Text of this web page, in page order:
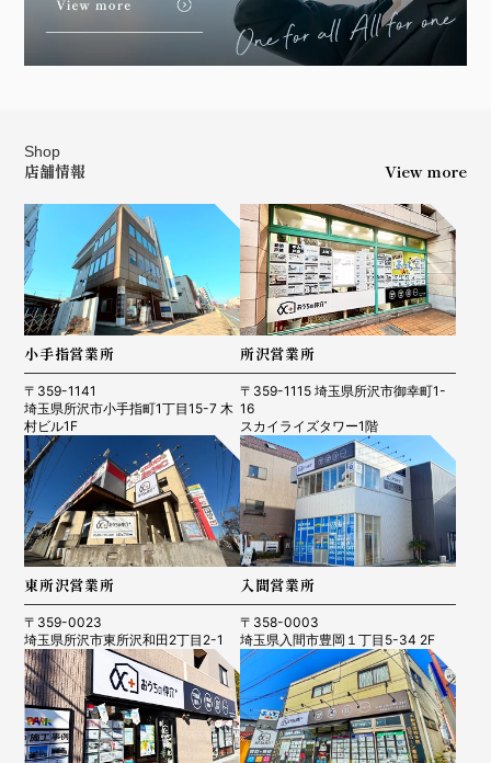
Shop
店舗情報 View more
小手指営業所
〒359-1141
埼玉県所沢市小手指町1丁目15-7 木
村ビル1F
所沢営業所
〒359-1115 埼玉県所沢市御幸町1-
16
スカイライズタワー1階
東所沢営業所
〒359-0023
埼玉県所沢市東所沢和田2丁目2-1
入間営業所
〒358-0003
埼玉県入間市豊岡１丁目5-34 2F